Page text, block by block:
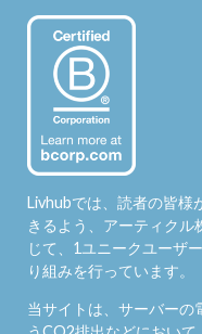
Livhubでは、読者の皆様
きるよう、アーティクル
じて、1ユニークユーザ
り組みを行っています。
当サイトは、サーバーの